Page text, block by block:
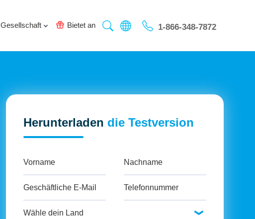
Herunterladen die Testversion
Gesellschaft Bietet an 1-866-348-7872